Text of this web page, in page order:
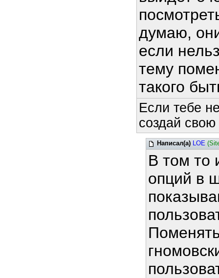
думаю,
если
тему
такого
Если тебе
создай свою
Написал(а) LOE
В том то
опций в